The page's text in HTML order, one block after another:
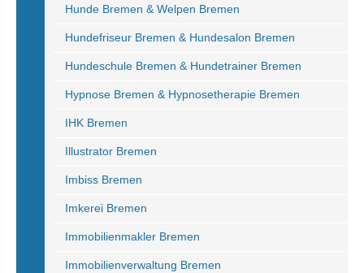
Hunde Bremen & Welpen Bremen
Hundefriseur Bremen & Hundesalon Bremen
Hundeschule Bremen & Hundetrainer Bremen
Hypnose Bremen & Hypnosetherapie Bremen
IHK Bremen
Illustrator Bremen
Imbiss Bremen
Imkerei Bremen
Immobilienmakler Bremen
Immobilienverwaltung Bremen